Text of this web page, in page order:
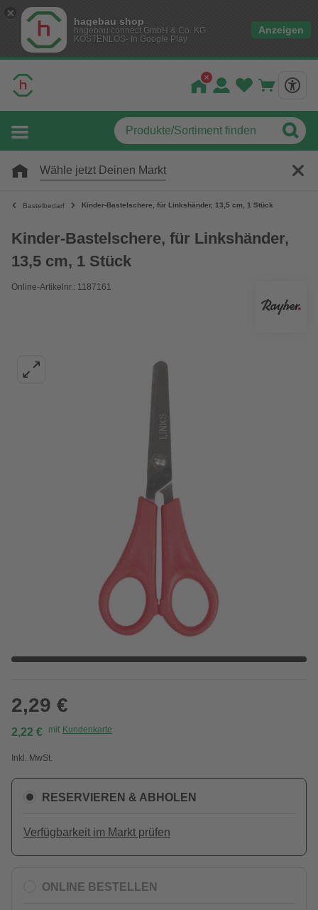
hagebau shop
hagebau connect GmbH & Co. KG
KOSTENLOS- In Google Play
Anzeigen
Wähle jetzt Deinen Markt
Bastelbedarf Kinder-Bastelschere, für Linkshänder, 13,5 cm, 1 Stück
Kinder-Bastelschere, für Linkshänder,
13,5 cm, 1 Stück
Online-Artikelnr.: 1187161
2,29 €
2,22 € mit Kundenkarte
Inkl. MwSt.
RESERVIEREN & ABHOLEN
Verfügbarkeit im Markt prüfen
ONLINE BESTELLEN